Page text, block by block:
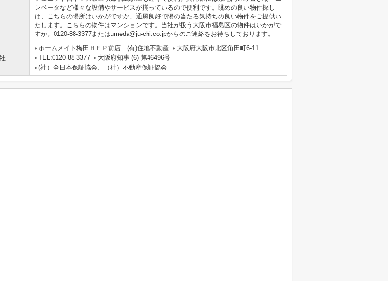
レベータなど様々な設備やサービスが揃っているので便利です。眺めの良い物件探し
は、こちらの場所はいかがですか。通風良好で陽の当たる気持ちの良い物件をご提供い
たします。こちらの物件はマンションです。当社が扱う大阪市福島区の物件はいかがで
すか。0120-88-3377またはumeda@ju-chi.co.jpからのご連絡をお待ちしております。
ホームメイト梅田ＨＥＰ前店 (有)住地不動産
大阪府大阪市北区角田町6-11
TEL:0120-88-3377
大阪府知事 (6) 第46496号
(社）全日本保証協会、（社）不動産保証協会